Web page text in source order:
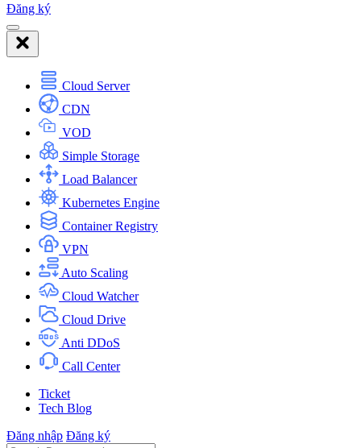
Đăng ký
Cloud Server
CDN
VOD
Simple Storage
Load Balancer
Kubernetes Engine
Container Registry
VPN
Auto Scaling
Cloud Watcher
Cloud Drive
Anti DDoS
Call Center
Ticket
Tech Blog
Đăng nhập Đăng ký